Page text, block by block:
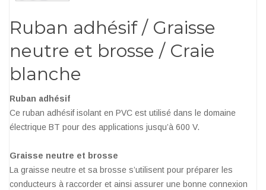
Ruban adhésif / Graisse
neutre et brosse / Craie
blanche
Ruban adhésif
Ce ruban adhésif isolant en PVC est utilisé dans le domaine
électrique BT pour des applications jusqu’à 600 V.
Graisse neutre et brosse
La graisse neutre et sa brosse s’utilisent pour préparer les
conducteurs à raccorder et ainsi assurer une bonne connexion